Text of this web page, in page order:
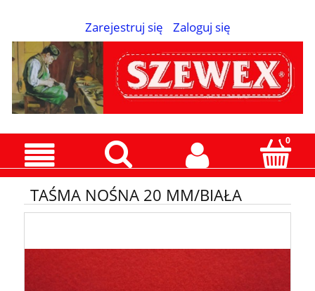
Zarejestruj się Zaloguj się
TAŚMA NOŚNA 20 MM/BIAŁA